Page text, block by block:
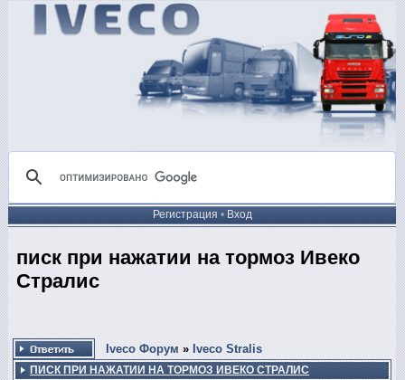
Регистрация • Вход
писк при нажатии на тормоз Ивеко
Стралис
Iveco Форум » Iveco Stralis
ПИСК ПРИ НАЖАТИИ НА ТОРМОЗ ИВЕКО СТРАЛИС